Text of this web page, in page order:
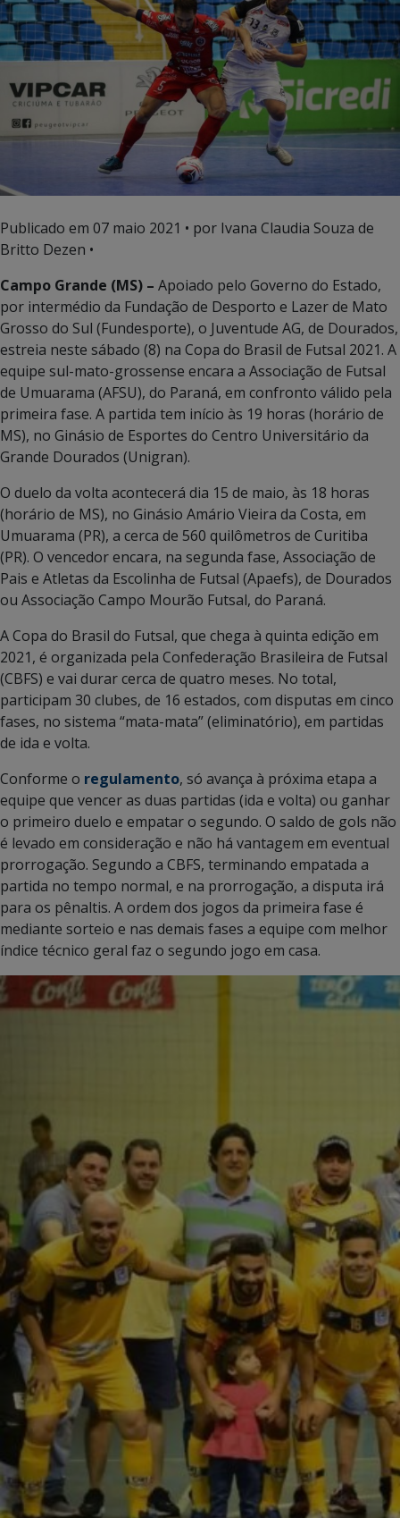
Publicado em 07 maio 2021 • por Ivana Claudia Souza de
Britto Dezen •
Campo Grande (MS) – Apoiado pelo Governo do Estado,
por intermédio da Fundação de Desporto e Lazer de Mato
Grosso do Sul (Fundesporte), o Juventude AG, de Dourados,
estreia neste sábado (8) na Copa do Brasil de Futsal 2021. A
equipe sul-mato-grossense encara a Associação de Futsal
de Umuarama (AFSU), do Paraná, em confronto válido pela
primeira fase. A partida tem início às 19 horas (horário de
MS), no Ginásio de Esportes do Centro Universitário da
Grande Dourados (Unigran).
O duelo da volta acontecerá dia 15 de maio, às 18 horas
(horário de MS), no Ginásio Amário Vieira da Costa, em
Umuarama (PR), a cerca de 560 quilômetros de Curitiba
(PR). O vencedor encara, na segunda fase, Associação de
Pais e Atletas da Escolinha de Futsal (Apaefs), de Dourados
ou Associação Campo Mourão Futsal, do Paraná.
A Copa do Brasil do Futsal, que chega à quinta edição em
2021, é organizada pela Confederação Brasileira de Futsal
(CBFS) e vai durar cerca de quatro meses. No total,
participam 30 clubes, de 16 estados, com disputas em cinco
fases, no sistema “mata-mata” (eliminatório), em partidas
de ida e volta.
Conforme o regulamento, só avança à próxima etapa a
equipe que vencer as duas partidas (ida e volta) ou ganhar
o primeiro duelo e empatar o segundo. O saldo de gols não
é levado em consideração e não há vantagem em eventual
prorrogação. Segundo a CBFS, terminando empatada a
partida no tempo normal, e na prorrogação, a disputa irá
para os pênaltis. A ordem dos jogos da primeira fase é
mediante sorteio e nas demais fases a equipe com melhor
índice técnico geral faz o segundo jogo em casa.